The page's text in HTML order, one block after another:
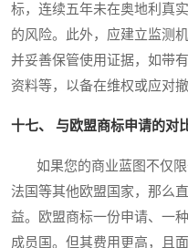
标，连续五年未在奥地利真
的风险。此外，应建立监测
并妥善保管使用证据，如带
资料等，以备在维权或应对
十七、 与欧盟商标申请的对
如果您的商业蓝图不仅限
法国等其他欧盟国家，那么
益。欧盟商标一份申请、一
成员国。但其费用更高，且